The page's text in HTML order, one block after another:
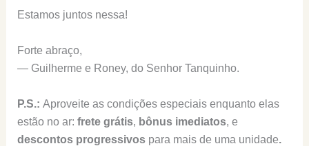
Estamos juntos nessa!
Forte abraço,
— Guilherme e Roney, do Senhor Tanquinho.
P.S.: Aproveite as condições especiais enquanto elas
estão no ar: frete grátis, bônus imediatos, e
descontos progressivospara mais de uma unidade.